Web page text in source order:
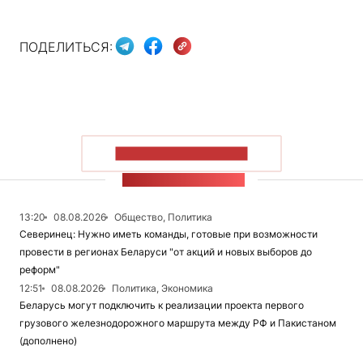
ПОДЕЛИТЬСЯ:
13:20 08.08.2026
Общество, Политика
Северинец: Нужно иметь команды, готовые при возможности
провести в регионах Беларуси "от акций и новых выборов до
реформ"
12:51
08.08.2026
Политика, Экономика
Беларусь могут подключить к реализации проекта первого
грузового железнодорожного маршрута между РФ и Пакистаном
(дополнено)